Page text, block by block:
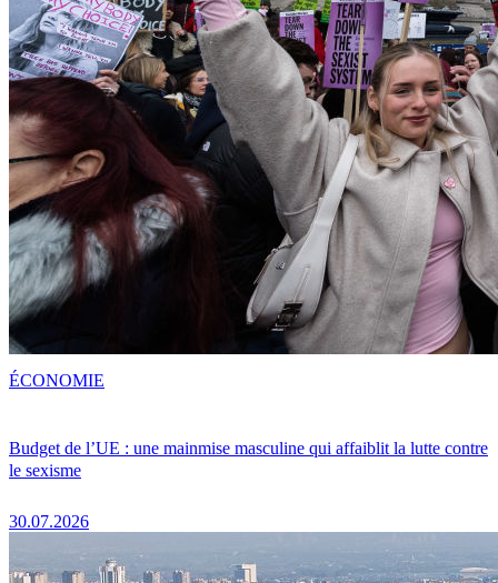
Budget de l’UE : une mainmise masculine qui affaiblit la lutte contre
le sexisme
30.07.2026
ÉCONOMIE